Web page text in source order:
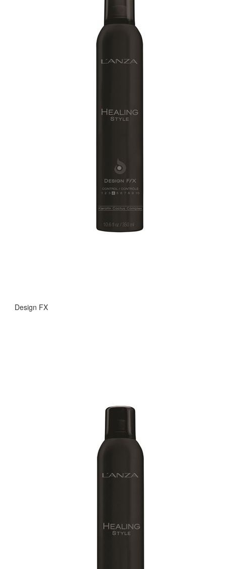
Design FX